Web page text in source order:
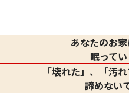
あなたのお
眠って
「壊れた」、「汚
諦めない